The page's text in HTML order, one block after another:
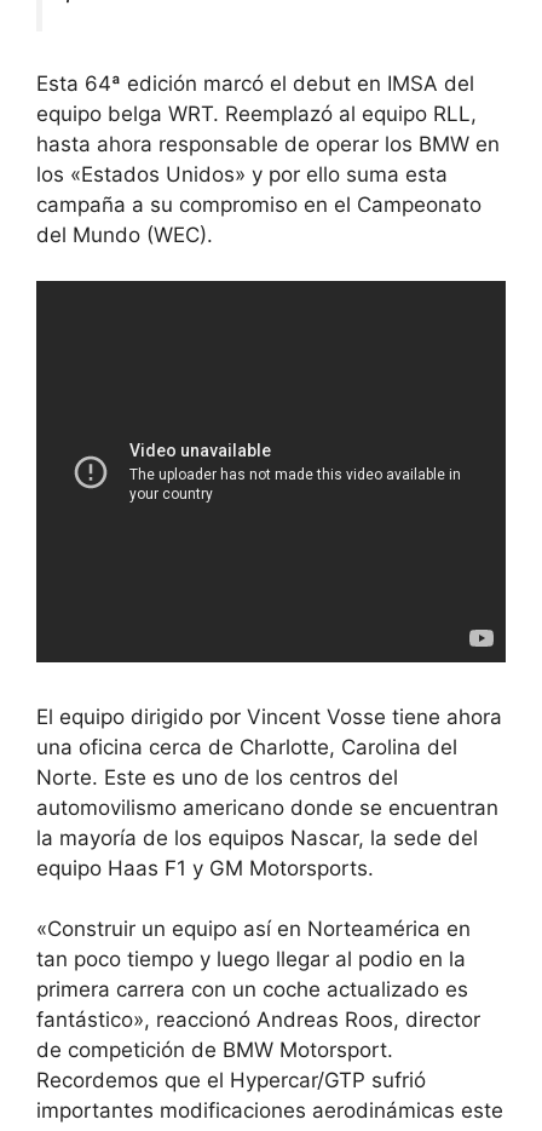
Esta 64ª edición marcó el debut en IMSA del
equipo belga WRT. Reemplazó al equipo RLL,
hasta ahora responsable de operar los BMW en
los «Estados Unidos» y por ello suma esta
campaña a su compromiso en el Campeonato
del Mundo (WEC).
El equipo dirigido por Vincent Vosse tiene ahora
una oficina cerca de Charlotte, Carolina del
Norte. Este es uno de los centros del
automovilismo americano donde se encuentran
la mayoría de los equipos Nascar, la sede del
equipo Haas F1 y GM Motorsports.
«Construir un equipo así en Norteamérica en
tan poco tiempo y luego llegar al podio en la
primera carrera con un coche actualizado es
fantástico», reaccionó Andreas Roos, director
de competición de BMW Motorsport.
Recordemos que el Hypercar/GTP sufrió
importantes modificaciones aerodinámicas este